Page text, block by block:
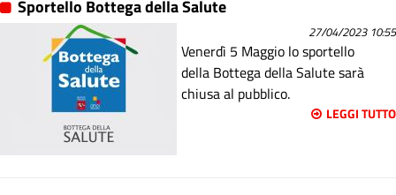
Sportello Bottega della Salute
27/04/2023 10:55
Venerdì 5 Maggio lo sportello
della Bottega della Salute sarà
chiusa al pubblico.
LEGGI TUTTO